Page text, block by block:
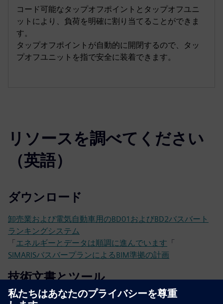
コード可能なタップオフポイントとタップオフユニ
ットにより、負荷を明確に割り当てることができま
す。
タップオフポイントが自動的に開閉するので、タッ
プオフユニットを指で安全に装着できます。
リソースを調べてください
（英語）
ダウンロード
卸売業および電気自動車用のBD01およびBD2バスバート
ランキングシステム
「エネルギーとデータは順調に進んでいます 「
SIMARISバスバープランによるBIM準拠の計画
技術文書とツール
技術文書